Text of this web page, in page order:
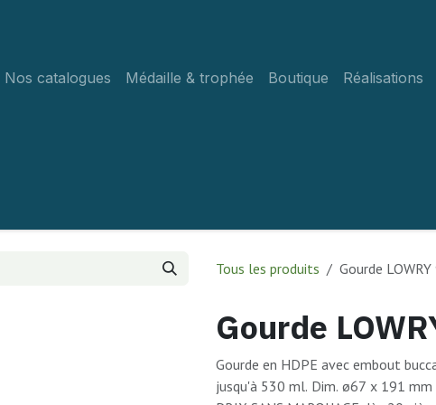
Nos catalogues Médaille & trophée Boutique Réalisations
Tous les produits Gourde
Gourde
Gourde en HDPE avec embout
jusqu'à 530 ml. Dim. ø67 x 191 mm